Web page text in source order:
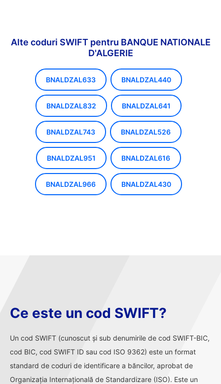
Alte coduri SWIFT pentru BANQUE NATIONALE
D'ALGERIE
BNALDZAL633 BNALDZAL440
BNALDZAL832 BNALDZAL641
BNALDZAL743 BNALDZAL526
BNALDZAL951 BNALDZAL616
BNALDZAL966 BNALDZAL430
Ce este un cod SWIFT?
Un cod SWIFT (cunoscut și sub denumirile de cod SWIFT-BIC,
cod BIC, cod SWIFT ID sau cod ISO 9362) este un format
standard de coduri de identificare a băncilor, aprobat de
Organizația Internațională de Standardizare (ISO). Este un